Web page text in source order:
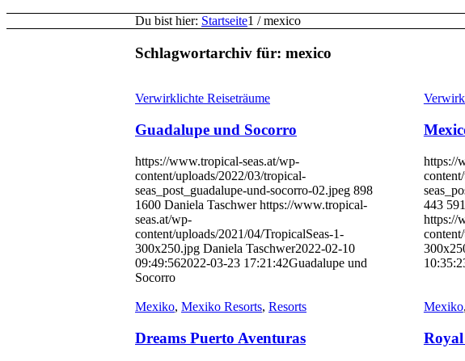
Du bist hier: Startseite1 / mexico
Schlagwortarchiv für: mexico
Verwirklichte Reiseträume
Guadalupe und Socorro
https://www.tropical-seas.at/wp-
content/uploads/2022/03/tropical-
seas_post_guadalupe-und-socorro-02.jpeg 898
1600 Daniela Taschwer https://www.tropical-
seas.at/wp-
content/uploads/2021/04/TropicalSeas-1-
300x250.jpg Daniela Taschwer2022-02-10
09:49:562022-03-23 17:21:42Guadalupe und
Socorro
https://
443 591
https://
Mexiko, Mexiko Resorts, Resorts
Dreams Puerto Aventuras
Mexiko,